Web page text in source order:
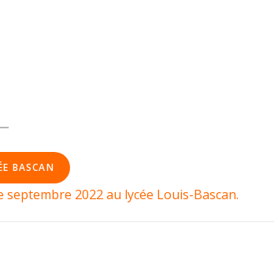
BASCAN
2022 au lycée Louis-Bascan.